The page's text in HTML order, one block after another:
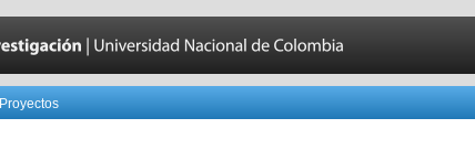
Proyectos